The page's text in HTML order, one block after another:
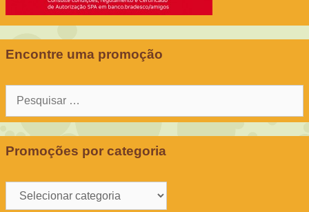
Encontre uma promoção
Promoções por categoria
Promoções
por